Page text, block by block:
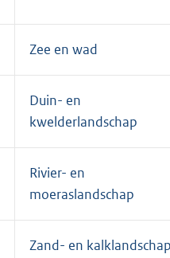
Zee en wad
Duin- en
kwelderlandschap
Rivier- en
moeraslandschap
Zand- en kalklandschap